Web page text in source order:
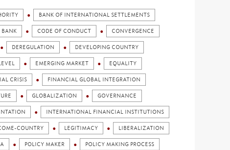
BANK OF INTERNATIONAL SETTLEMENTS
BANK CODE OF CONDUCT CONVERGENCE
DEREGULATION DEVELOPING COUNTRY
EMERGING MARKET EQUALITY
CRISIS FINANCIAL GLOBAL INTEGRATION
GLOBALIZATION GOVERNANCE
INTERNATIONAL FINANCIAL INSTITUTIONS
COUNTRY LEGITIMACY LIBERALIZATION
POLICY MAKER POLICY MAKING PROCESS